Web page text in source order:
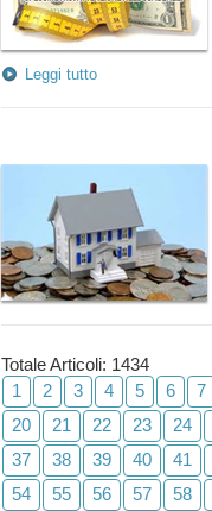
Leggi tutto
Totale Articoli: 1434
1
2 3 4 5 6 7
20
21 22 23 24
37
38 39 40 41
54
55 56 57 58